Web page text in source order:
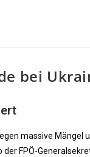
bei
massive Mängel
FPÖ-